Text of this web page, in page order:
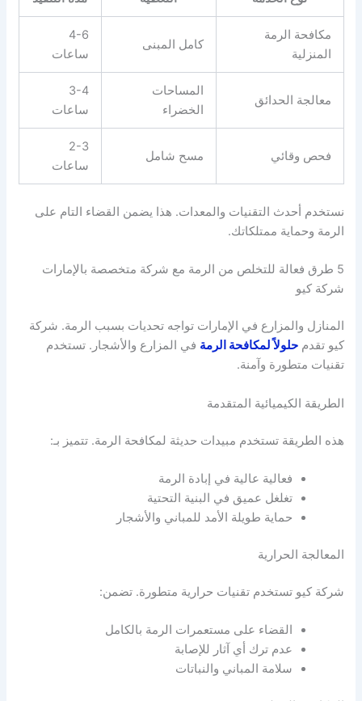
مكافحة الرمة
المنزلية
كامل المبنى
4-6
ساعات
معالجة الحدائق
المساحات
الخضراء
3-4
ساعات
فحص وقائي مسح شامل
2-3
ساعات
نستخدم أحدث التقنيات والمعدات. هذا يضمن القضاء التام على
الرمة وحماية ممتلكاتك.
5 طرق فعالة للتخلص من الرمة مع شركة متخصصة بالإمارات
شركة كيو
المنازل والمزارع في الإمارات تواجه تحديات بسبب الرمة. شركة
كيو تقدمحلولاً لمكافحة الرمة في المزارع والأشجار. تستخدم
تقنيات متطورة وآمنة.
الطريقة الكيميائية المتقدمة
هذه الطريقة تستخدم مبيدات حديثة لمكافحة الرمة. تتميز بـ:
فعالية عالية في إبادة الرمة
تغلغل عميق في البنية التحتية
حماية طويلة الأمد للمباني والأشجار
المعالجة الحرارية
شركة كيو تستخدم تقنيات حرارية متطورة. تضمن:
القضاء على مستعمرات الرمة بالكامل
عدم ترك أي آثار للإصابة
سلامة المباني والنباتات